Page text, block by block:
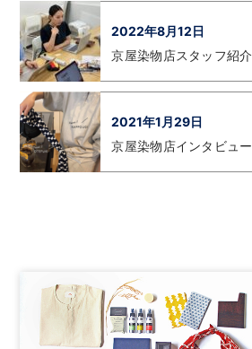
2022年8月12日
京屋染物店スタッフ紹
2021年1月29日
京屋染物店インタビュ